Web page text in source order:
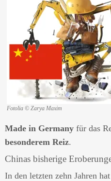
Fotolia © Zarya Maxim
Made in Germany für das
besonderem Reiz.
Chinas bisherige
In den letzten zehn Jahren